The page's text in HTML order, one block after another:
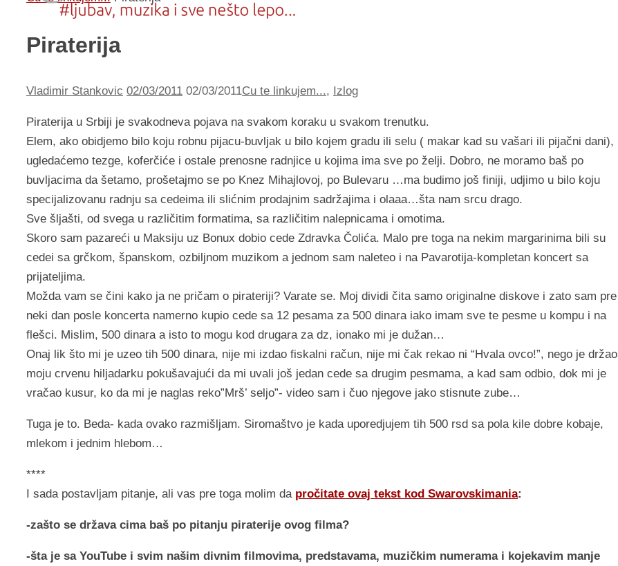
Piraterija
Vladimir Stankovic 02/03/2011 02/03/2011Cu te linkujem..., Izlog
Piraterija u Srbiji je svakodneva pojava na svakom koraku u svakom trenutku.
Elem, ako obidjemo bilo koju robnu pijacu-buvljak u bilo kojem gradu ili selu ( makar kad su vašari ili pijačni dani),
ugledaćemo tezge, koferčiće i ostale prenosne radnjice u kojima ima sve po želji. Dobro, ne moramo baš po
buvljacima da šetamo, prošetajmo se po Knez Mihajlovoj, po Bulevaru …ma budimo još finiji, udjimo u bilo koju
specijalizovanu radnju sa cedeima ili slićnim prodajnim sadržajima i olaaa…šta nam srcu drago.
Sve šljašti, od svega u različitim formatima, sa različitim nalepnicama i omotima.
Skoro sam pazareći u Maksiju uz Bonux dobio cede Zdravka Čolića. Malo pre toga na nekim margarinima bili su
cedei sa grčkom, španskom, ozbiljnom muzikom a jednom sam naleteo i na Pavarotija-kompletan koncert sa
prijateljima.
Možda vam se čini kako ja ne pričam o pirateriji? Varate se. Moj dividi čita samo originalne diskove i zato sam pre
neki dan posle koncerta namerno kupio cede sa 12 pesama za 500 dinara iako imam sve te pesme u kompu i na
flešci. Mislim, 500 dinara a isto to mogu kod drugara za dz, ionako mi je dužan…
Onaj lik što mi je uzeo tih 500 dinara, nije mi izdao fiskalni račun, nije mi čak rekao ni “Hvala ovco!”, nego je držao
moju crvenu hiljadarku pokušavajući da mi uvali još jedan cede sa drugim pesmama, a kad sam odbio, dok mi je
vračao kusur, ko da mi je naglas reko”Mrš’ seljo”- video sam i čuo njegove jako stisnute zube…
Tuga je to. Beda- kada ovako razmišljam. Siromaštvo je kada uporedjujem tih 500 rsd sa pola kile dobre kobaje,
mlekom i jednim hlebom…
****
I sada postavljam pitanje, ali vas pre toga molim da pročitate ovaj tekst kod Swarovskimania:
-zašto se država cima baš po pitanju piraterije ovog filma?
-šta je sa YouTube i svim našim divnim filmovima, predstavama, muzičkim numerama i kojekavim manje